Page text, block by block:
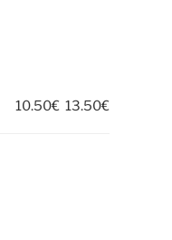
10.50€ 13.50€